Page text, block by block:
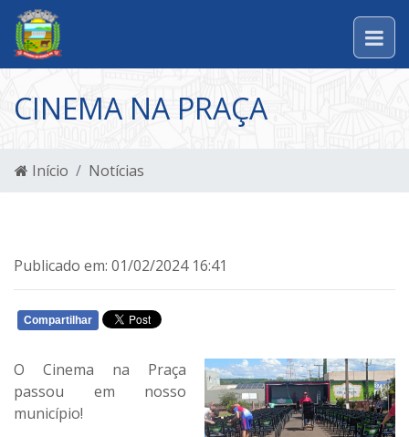
CINEMA NA PRAÇA
Início Notícias
Publicado em: 01/02/2024 16:41
Compartilhar
O Cinema na Praça
passou em nosso
município!